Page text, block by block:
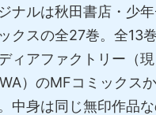
ナルは秋田書店・少
クスの全27巻。全13巻
ィアファクトリー（現
）のMFコミックス
中身は同じ無印作品